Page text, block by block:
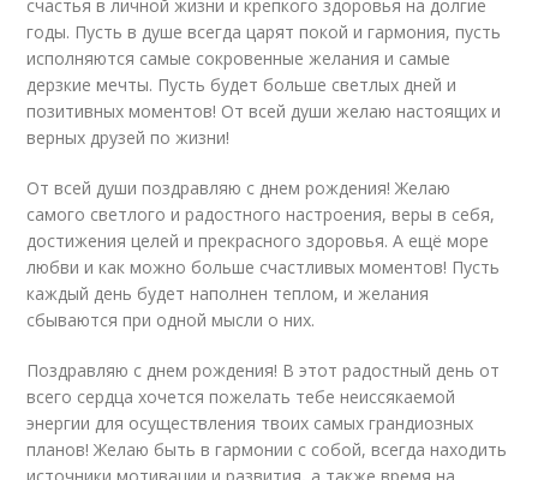
счастья в личной жизни и крепкого здоровья на долгие
годы. Пусть в душе всегда царят покой и гармония, пусть
исполняются самые сокровенные желания и самые
дерзкие мечты. Пусть будет больше светлых дней и
позитивных моментов! От всей души желаю настоящих и
верных друзей по жизни!
От всей души поздравляю с днем рождения! Желаю
самого светлого и радостного настроения, веры в себя,
достижения целей и прекрасного здоровья. А ещё море
любви и как можно больше счастливых моментов! Пусть
каждый день будет наполнен теплом, и желания
сбываются при одной мысли о них.
Поздравляю с днем рождения! В этот радостный день от
всего сердца хочется пожелать тебе неиссякаемой
энергии для осуществления твоих самых грандиозных
планов! Желаю быть в гармонии с собой, всегда находить